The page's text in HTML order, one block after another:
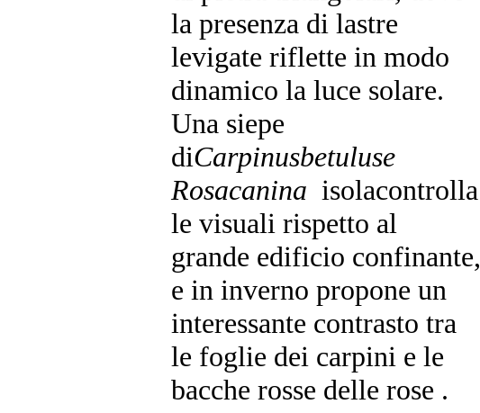
la presenza di lastre
levigate riflette in modo
dinamico la luce solare.
Una siepe
diCarpinusbetuluse
Rosacanina isolacontrolla
le visuali rispetto al
grande edificio confinante,
e in inverno propone un
interessante contrasto tra
le foglie dei carpini e le
bacche rosse delle rose .